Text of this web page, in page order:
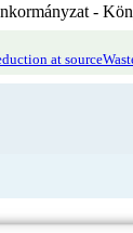
-
at source